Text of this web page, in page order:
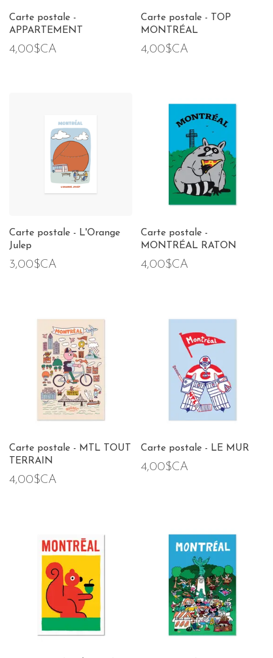
Carte postale -
APPARTEMENT
4,00$CA
Carte postale - TOP
MONTRÉAL
4,00$CA
Carte postale - L'Orange
Julep
3,00$CA
Carte postale -
MONTRÉAL RATON
4,00$CA
Carte postale - MTL TOUT
TERRAIN
4,00$CA
Carte postale - LE MUR
4,00$CA